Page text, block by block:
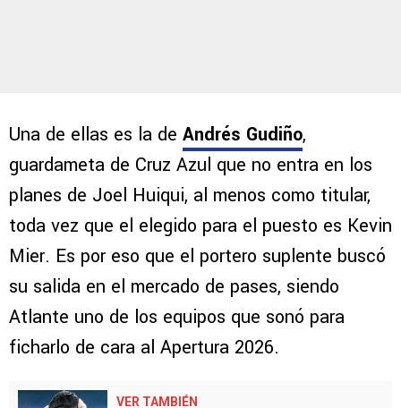
Una de ellas es la de Andrés Gudiño,
guardameta de Cruz Azul que no entra en los
planes de Joel Huiqui, al menos como titular,
toda vez que el elegido para el puesto es Kevin
Mier. Es por eso que el portero suplente buscó
su salida en el mercado de pases, siendo
Atlante uno de los equipos que sonó para
ficharlo de cara al Apertura 2026.
VER TAMBIÉN